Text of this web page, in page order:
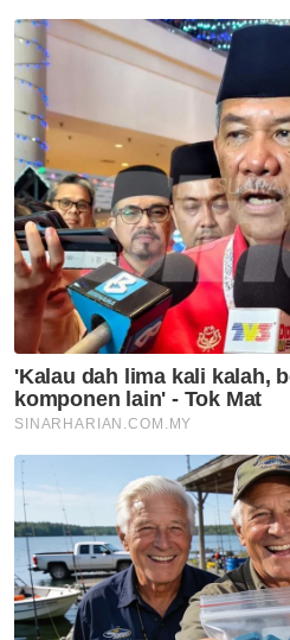
Semasa
Rangka
dipercayai
Syamin
Semasa
Polis tahan
senjata api,
Semasa
Rempuh
maut:
pertuduhan
Semasa
arah